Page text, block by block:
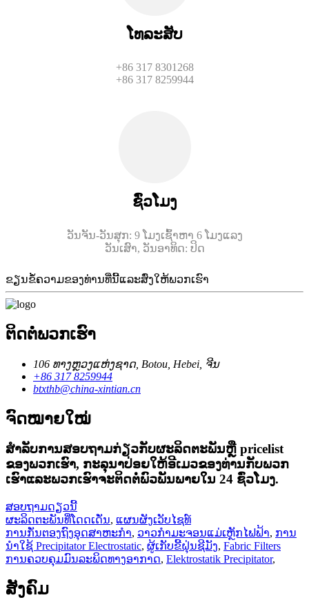
ໂທລະສັບ
+86 317 8301268
+86 317 8259944
ຊົ່ວໂມງ
ວັນຈັນ-ວັນສຸກ: 9 ໂມງເຊົ້າຫາ 6 ໂມງແລງ
ວັນເສົາ, ວັນອາທິດ: ປິດ
ຂຽນຂໍ້ຄວາມຂອງທ່ານທີ່ນີ້ແລະສົ່ງໃຫ້ພວກເຮົາ
ຕິດ​ຕໍ່​ພວກ​ເຮົາ
106 ທາງຫຼວງແຫ່ງຊາດ, Botou, Hebei, ຈີນ
+86 317 8259944
btxthb@china-xintian.cn
ຈົດໝາຍໃໝ່
ສໍາ​ລັບ​ການ​ສອບ​ຖາມ​ກ່ຽວ​ກັບ​ຜະ​ລິດ​ຕະ​ພັນ​ຫຼື pricelist
ຂອງ​ພວກ​ເຮົາ​, ກະ​ລຸ​ນາ​ປ່ອຍ​ໃຫ້​ອີ​ເມວ​ຂອງ​ທ່ານ​ກັບ​ພວກ​
ເຮົາ​ແລະ​ພວກ​ເຮົາ​ຈະ​ຕິດ​ຕໍ່​ພົວ​ພັນ​ພາຍ​ໃນ 24 ຊົ່ວ​ໂມງ​.
ສອບຖາມດຽວນີ້
ຜະລິດຕະພັນທີ່ໂດດເດັ່ນ, ແຜນຜັງເວັບໄຊທ໌
ການກັ່ນຕອງຖົງອຸດສາຫະກໍາ, ວາວກຳມະຈອນແມ່ເຫຼັກໄຟຟ້າ, ການ
ນໍາໃຊ້ Precipitator Electrostatic, ຜູ້ເກັບຂີ້ຝຸ່ນຊີມັງ, Fabric Filters
ການຄວບຄຸມມົນລະພິດທາງອາກາດ, Elektrostatik Precipitator,
ສັງຄົມ